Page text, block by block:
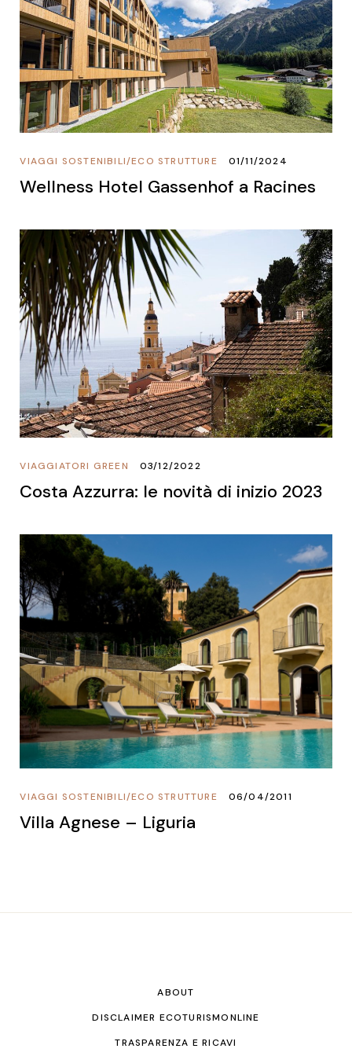
ECO STRUTTURE
/
VIAGGI SOSTENIBILI 01/11/2024
Wellness Hotel Gassenhof a Racines
VIAGGIATORI GREEN 03/12/2022
Costa Azzurra: le novità di inizio 2023
ECO STRUTTURE
/
VIAGGI SOSTENIBILI 06/04/2011
Villa Agnese – Liguria
ABOUT
DISCLAIMER ECOTURISMONLINE
TRASPARENZA E RICAVI